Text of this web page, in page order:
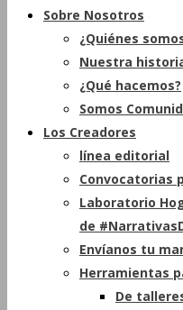
Sobre Nosotros
¿Quiénes
Nuestra
¿Qué hacemos?
Somos
Los Creadores
línea editorial
Convocatorias
Laboratorio
de
Envíanos tu
Herramientas
De